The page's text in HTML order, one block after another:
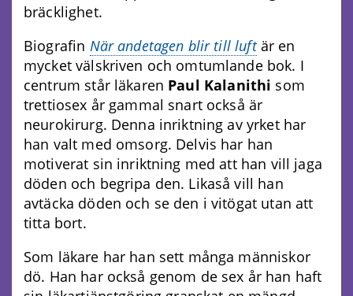
bräcklighet.
Biografin När andetagen blir till luftär en
mycket välskriven och omtumlande bok. I
centrum står läkaren Paul Kalanithi som
trettiosex år gammal snart också är
neurokirurg. Denna inriktning av yrket har
han valt med omsorg. Delvis har han
motiverat sin inriktning med att han vill jaga
döden och begripa den. Likaså vill han
avtäcka döden och se den i vitögat utan att
titta bort.
Som läkare har han sett många människor
dö. Han har också genom de sex år han haft